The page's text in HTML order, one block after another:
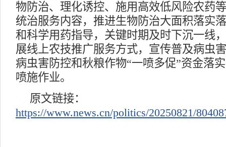
物防治、理化诱控、施用高效低风险农药
统治服务内容，推进生物防治大面积落实
和科学用药指导，关键时期及时下沉一线
展线上农技推广服务方式，宣传普及病虫
病虫害防控和秋粮作物“一喷多促”资金落
喷施作业。
原文链接：
https://www.news.cn/politics/20250821/